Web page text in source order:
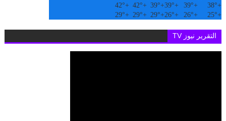
+
38°
+
39°
+
39°
+
39°
+
42°
+
42°
+
25°
+
26°
+
26°
+
29°
+
29°
+
29°
التقرير نيوز TV